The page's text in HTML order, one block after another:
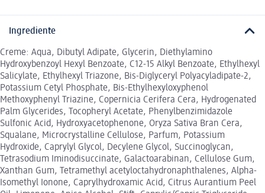
Ingrediente
Creme: Aqua, Dibutyl Adipate, Glycerin, Diethylamino
Hydroxybenzoyl Hexyl Benzoate, C12-15 Alkyl Benzoate, Ethylhexyl
Salicylate, Ethylhexyl Triazone, Bis-Diglyceryl Polyacyladipate-2,
Potassium Cetyl Phosphate, Bis-Ethylhexyloxyphenol
Methoxyphenyl Triazine, Copernicia Cerifera Cera, Hydrogenated
Palm Glycerides, Tocopheryl Acetate, Phenylbenzimidazole
Sulfonic Acid, Hydroxyacetophenone, Oryza Sativa Bran Cera,
Squalane, Microcrystalline Cellulose, Parfum, Potassium
Hydroxide, Caprylyl Glycol, Decylene Glycol, Succinoglycan,
Tetrasodium Iminodisuccinate, Galactoarabinan, Cellulose Gum,
Xanthan Gum, Tetramethyl acetyloctahydronaphthalenes, Alpha-
Isomethyl Ionone, Caprylhydroxamic Acid, Citrus Aurantium Peel